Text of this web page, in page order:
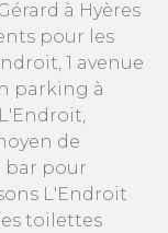
à Hyères
pour les
1 avenue
parking à
de
bar pour
L'Endroit
toilettes